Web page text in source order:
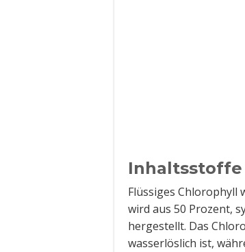
Inhaltsstoffe
Flüssiges Chlorophyll
wird aus 50 Prozent,
hergestellt. Das
wasserlöslich ist,